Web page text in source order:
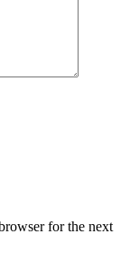
for the next